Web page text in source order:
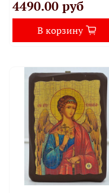
4490.00 руб
В корзину